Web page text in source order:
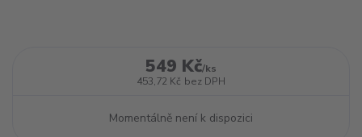
549 Kč/ks
453,72 Kč bez DPH
Momentálně není k dispozici